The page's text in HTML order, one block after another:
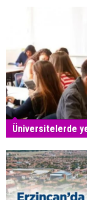
Üniversitelerde